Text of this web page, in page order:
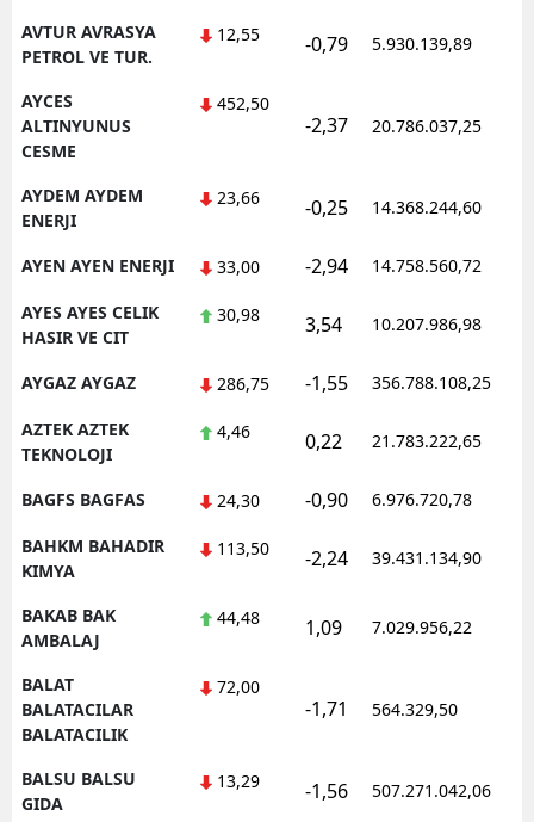
AVTUR AVRASYA
PETROL VE TUR.
12,55 -0,79 5.930.139,89
AYCES
ALTINYUNUS
CESME
452,50
-2,37 20.786.037,25
AYDEM AYDEM
ENERJI
23,66 -0,25 14.368.244,60
AYEN AYEN ENERJI 33,00 -2,94 14.758.560,72
AYES AYES CELIK
HASIR VE CIT
30,98 3,54 10.207.986,98
AYGAZ AYGAZ 286,75 -1,55 356.788.108,25
AZTEK AZTEK
TEKNOLOJI
4,46 0,22 21.783.222,65
BAGFS BAGFAS 24,30 -0,90 6.976.720,78
BAHKM BAHADIR
KIMYA
113,50 -2,24 39.431.134,90
BAKAB BAK
AMBALAJ
44,48 1,09 7.029.956,22
BALAT
BALATACILAR
BALATACILIK
72,00
-1,71 564.329,50
BALSU BALSU
GIDA
13,29 -1,56 507.271.042,06